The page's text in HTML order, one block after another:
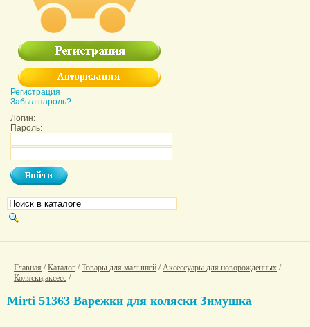
Главная /Каталог /Товары для малышей /Аксессуары для новорожденных /
Коляски,аксесс /
Mirti 51363 Варежки для коляски Зимушка
Регистрация
Забыл пароль?
Логин:
Пароль: